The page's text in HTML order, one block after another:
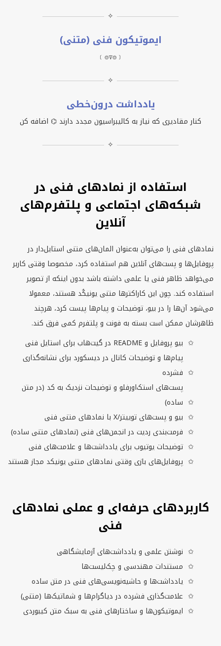
✧
ایموتیکون فنی (متنی)
﹝⌾⍒⌾﹞
✧
یادداشت درون‌خطی
کنار مقادیری که نیاز به کالیبراسیون مجدد دارند ⌬ اضافه کن
✧
استفاده از نمادهای فنی در
شبکه‌های اجتماعی و پلتفرم‌های
آنلاین
نمادهای فنی را می‌توان به‌عنوان المان‌های متنی استایل‌دار در
پروفایل‌ها و پست‌های آنلاین هم استفاده کرد، مخصوصا وقتی کاربر
می‌خواهد ظاهر فنی یا علمی داشته باشد بدون اینکه از تصویر
استفاده کند. چون این کاراکترها متنی یونیكُد هستند، معمولا
می‌شود آن‌ها را در بیو، توضیحات و پیام‌ها پیست کرد، هرچند
ظاهرشان ممکن است بسته به فونت و پلتفرم کمی فرق کند.
بیو پروفایل وREADME در گیت‌هاب برای استایل فنی
پیام‌ها و توضیحات کانال در دیسکورد برای نشانه‌گذاری
فشرده
پست‌های استک‌اورفلو و توضیحات نزدیک به کد (در متن
ساده)
بیو و پست‌های توییتر/X با نمادهای متنی فنی
فرمت‌بندی ردیت در انجمن‌های فنی (نمادهای متنی ساده)
توضیحات یوتیوب برای یادداشت‌ها و علامت‌های فنی
پروفایل‌های بازی وقتی نمادهای متنی یونیكد مجاز هستند
کاربردهای حرفه‌ای و عملی نمادهای
فنی
نوشتن علمی و یادداشت‌های آزمایشگاهی
مستندات مهندسی و چک‌لیست‌ها
یادداشت‌ها و حاشیه‌نویسی‌های فنی در متن ساده
علامت‌گذاری فشرده در دیاگرام‌ها و شماتیک‌ها (متنی)
ایموتیکون‌ها و ساختارهای فنی به سبک متن کیبوردی